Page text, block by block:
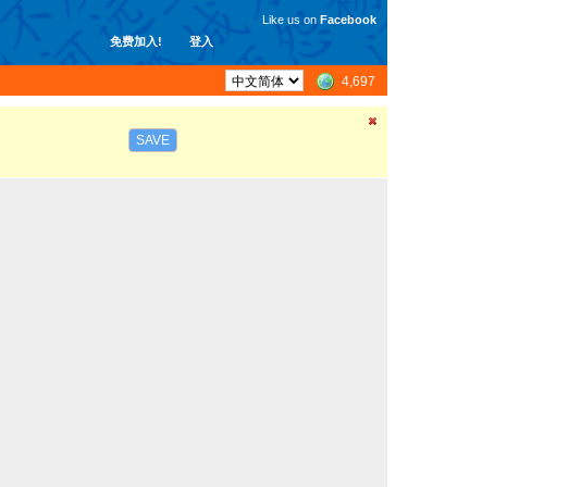
免费加入! 登入
Like us on Facebook
4,697
SAVE